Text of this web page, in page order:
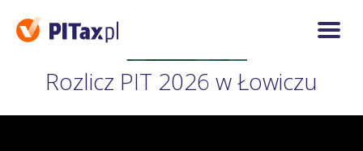
Rozlicz PIT 2026 w Łowiczu